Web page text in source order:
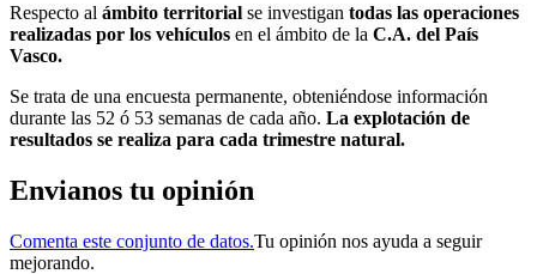
Respecto al ámbito territorial se investigan todas las operaciones
realizadas por los vehículos en el ámbito de la C.A. del País
Vasco.
Se trata de una encuesta permanente, obteniéndose información
durante las 52 ó 53 semanas de cada año. La explotación de
resultados se realiza para cada trimestre natural.
Envianos tu opinión
Comenta este conjunto de datos.Tu opinión nos ayuda a seguir
mejorando.